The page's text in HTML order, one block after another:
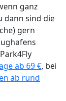
ganz
dann sind die
gern
ab 69 €, bei
ab rund